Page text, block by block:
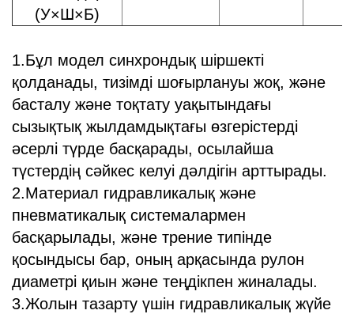
(У×Ш×Б)
1.Бұл модел синхрондық шіршекті
қолданады, тизімді шоғырлануы жоқ, және
басталу және тоқтату уақытындағы
сызықтық жылдамдықтағы өзгерістерді
әсерлі түрде басқарады, осылайша
түстердің сәйкес келуі дәлдігін арттырады.
2.Материал гидравликалық және
пневматикалық системалармен
басқарылады, және трение типінде
қосындысы бар, оның арқасында рулон
диаметрі қиын және теңдікпен жиналады.
3.Жолын тазарту үшін гидравликалық жүйе